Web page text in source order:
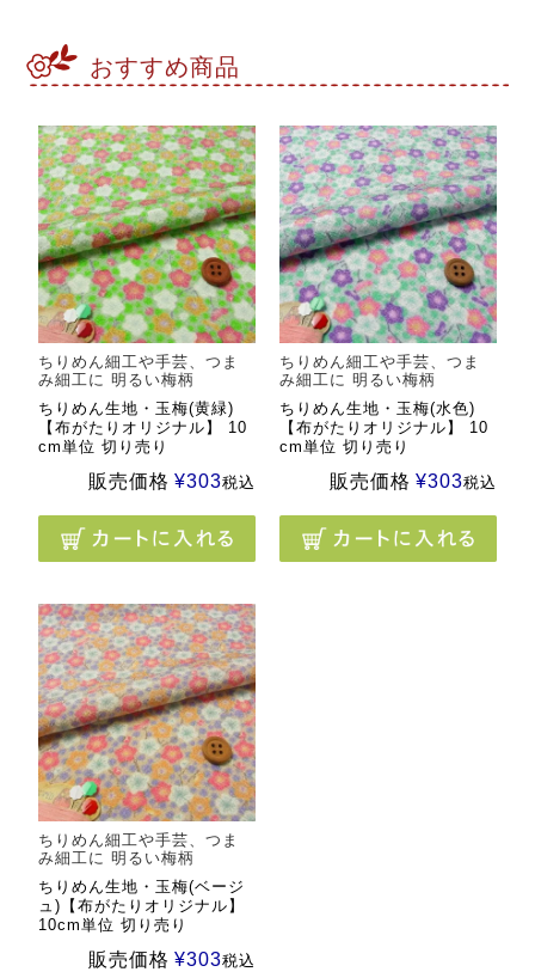
おすすめ商品
ちりめん細工や手芸、つま
み細工に 明るい梅柄
ちりめん生地・玉梅(黄緑)
【布がたりオリジナル】 10
cm単位 切り売り
販売価格 ¥303税込
ちりめん細工や手芸、つま
み細工に 明るい梅柄
ちりめん生地・玉梅(水色)
【布がたりオリジナル】 10
cm単位 切り売り
販売価格 ¥303税込
ちりめん細工や手芸、つま
み細工に 明るい梅柄
ちりめん生地・玉梅(ベージ
ュ)【布がたりオリジナル】
10cm単位 切り売り
販売価格 ¥303税込